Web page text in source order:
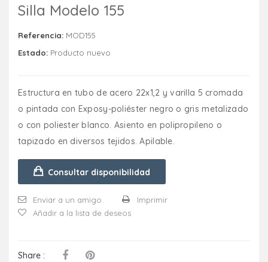
Silla Modelo 155
Referencia: MOD155
Estado: Producto nuevo
Estructura en tubo de acero 22x1,2 y varilla 5 cromada
o pintada con Exposy-poliéster negro o gris metalizado
o con poliester blanco. Asiento en polipropileno o
tapizado en diversos tejidos. Apilable.
Consultar disponibilidad
Enviar a un amigo
Imprimir
Añadir a la lista de deseos
Share :